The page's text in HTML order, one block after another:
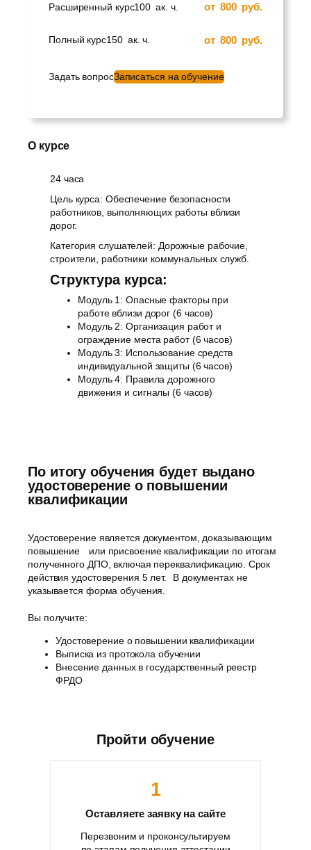
Расширенный курс100 ак. ч. от 800 руб.
Полный курс150 ак. ч. от 800 руб.
Задать вопросЗаписаться на обучение
О курсе
24 часа
Цель курса: Обеспечение безопасности
работников, выполняющих работы вблизи
дорог.
Категория слушателей: Дорожные рабочие,
строители, работники коммунальных служб.
Структура курса:
Модуль 1: Опасные факторы при
работе вблизи дорог (6 часов)
Модуль 2: Организация работ и
ограждение места работ (6 часов)
Модуль 3: Использование средств
индивидуальной защиты (6 часов)
Модуль 4: Правила дорожного
движения и сигналы (6 часов)
По итогу обучения будет выдано
удостоверение о повышении
квалификации
Удостоверение является документом, доказывающим
повышение или присвоение квалификации по итогам
полученного ДПО, включая переквалификацию. Срок
действия удостоверения 5 лет. В документах не
указывается форма обучения.
Вы получите:
Удостоверение о повышении квалификации
Выписка из протокола обучении
Внесение данных в государственный реестр
ФРДО
Пройти обучение
1
Оставляете заявку на сайте
Перезвоним и проконсультируем